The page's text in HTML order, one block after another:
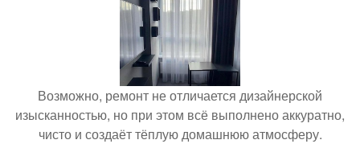
Возможно, ремонт не отличается дизайнерской
изысканностью, но при этом всё выполнено аккуратно,
чисто и создаёт тёплую домашнюю атмосферу.